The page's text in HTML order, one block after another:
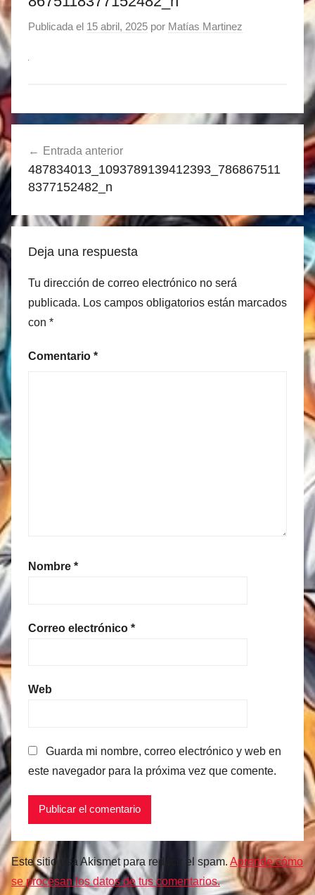
Publicada el 15 abril, 2025 por Matías Martinez
Navegación
de
entradas
Entrada anterior
487834013_1093789139412393_786867511
8377152482_n
Deja una respuesta
Tu dirección de correo electrónico no será
publicada. Los campos obligatorios están marcados
con *
Comentario *
Nombre *
Correo electrónico *
Web
Guarda mi nombre, correo electrónico y web en
este navegador para la próxima vez que comente.
Este sitio usa Akismet para reducir el spam. Aprende cómo
se procesan los datos de tus comentarios.